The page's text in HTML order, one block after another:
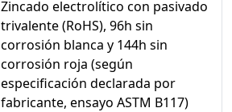
Zincado electrolítico con pasivado
trivalente (RoHS), 96h sin
corrosión blanca y 144h sin
corrosión roja (según
especificación declarada por
fabricante, ensayo ASTM B117)